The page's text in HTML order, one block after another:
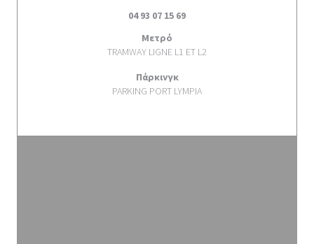
04 93 07 15 69
Μετρό
TRAMWAY LIGNE L1 ET L2
Πάρκινγκ
PARKING PORT LYMPIA